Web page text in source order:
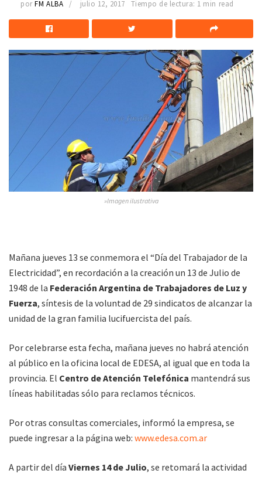
por FM ALBA julio 12, 2017 Tiempo de lectura: 1 min read
»Imagen ilustrativa
Mañana jueves 13 se conmemora el “Día del Trabajador de la
Electricidad”, en recordación a la creación un 13 de Julio de
1948 de la Federación Argentina de Trabajadores de Luz y
Fuerza, síntesis de la voluntad de 29 sindicatos de alcanzar la
unidad de la gran familia lucifuercista del país.
Por celebrarse esta fecha, mañana jueves no habrá atención
al público en la oficina local de EDESA, al igual que en toda la
provincia. El Centro de Atención Telefónica mantendrá sus
líneas habilitadas sólo para reclamos técnicos.
Por otras consultas comerciales, informó la empresa, se
puede ingresar a la página web: www.edesa.com.ar
A partir del día Viernes 14 de Julio, se retomará la actividad